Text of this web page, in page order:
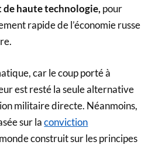
de haute technologie,pour
rapide de l’économie russe
car le coup porté à
est resté la seule alternative
militaire directe. Néanmoins,
sur laconviction
construit sur les principes